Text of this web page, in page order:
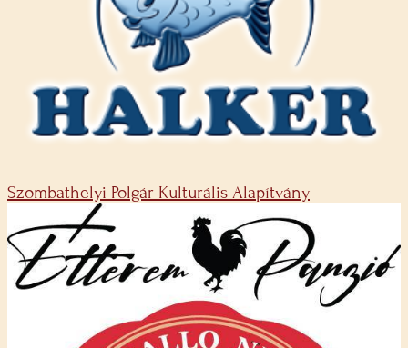
Szombathelyi Polgár Kulturális Alapítvány